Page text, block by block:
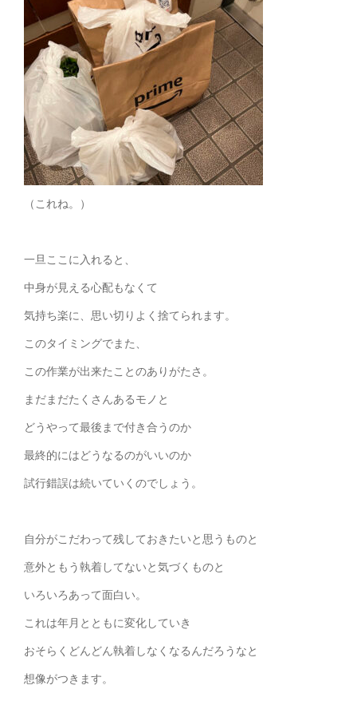
（これね。）
一旦ここに入れると、
中身が見える心配もなくて
気持ち楽に、思い切りよく捨てられます。
このタイミングでまた、
この作業が出来たことのありがたさ。
まだまだたくさんあるモノと
どうやって最後まで付き合うのか
最終的にはどうなるのがいいのか
試行錯誤は続いていくのでしょう。
自分がこだわって残しておきたいと思うものと
意外ともう執着してないと気づくものと
いろいろあって面白い。
これは年月とともに変化していき
おそらくどんどん執着しなくなるんだろうなと
想像がつきます。